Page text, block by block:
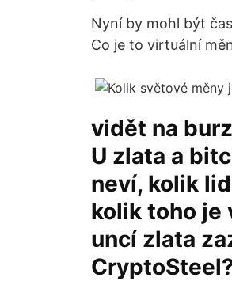
Nyní by mohl být
Co je to virtuální
vidět na
U zlata a
neví, kolik
kolik toho je
uncí zlata